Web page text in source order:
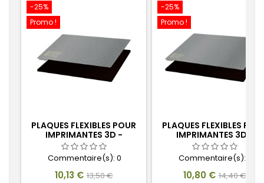
-25%
Promo !
PLAQUES FLEXIBLES POUR
IMPRIMANTES 3D -
140X85MM
Commentaire(s): 0
Prix
10,13 € Prix
13,50 €
-25%
Promo !
PLAQUES FLEXIBLES
IMPRIMANTES 3D -
192X120MM
Commentaire(s):
Prix
10,80 € Prix
14,40 €